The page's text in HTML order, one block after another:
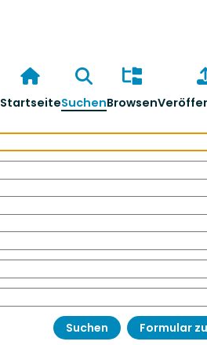
StartseiteSuchenBrowsen